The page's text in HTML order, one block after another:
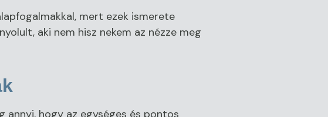
mert ezek ismerete
aki nem hisz nekem az nézze meg
annyi, hogy az egységes és pontos